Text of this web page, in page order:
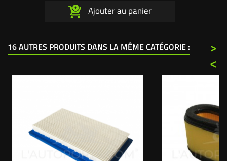
Ajouter au panier
16 AUTRES PRODUITS DANS LA MÊME CATÉGORIE :
>
<